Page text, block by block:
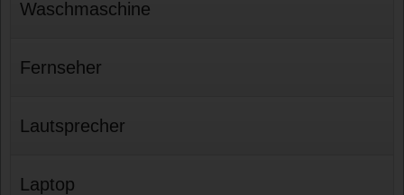
Waschmaschine
Fernseher
Lautsprecher
Laptop